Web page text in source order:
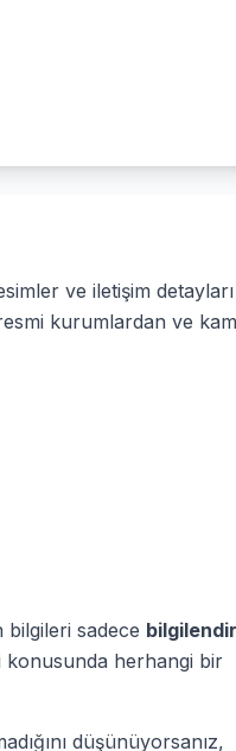
ve iletişim detayları
kurumlardan ve
bilgileri sadece
konusunda herhangi bir
düşünüyorsanız,